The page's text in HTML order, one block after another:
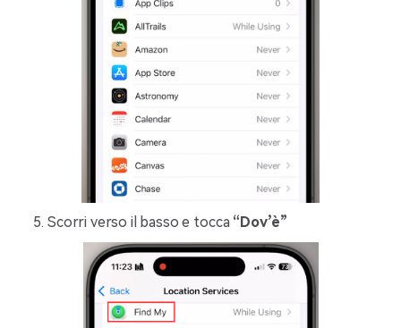
Scorri verso il basso e tocca “Dov’è”